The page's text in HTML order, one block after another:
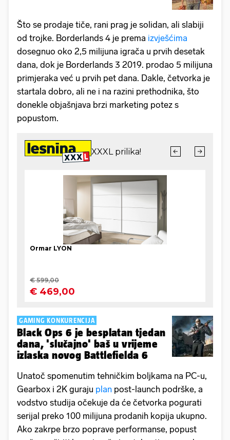
Što se prodaje tiče, rani prag je solidan, ali slabiji
od trojke. Borderlands 4 je prema izvješćima
dosegnuo oko 2,5 milijuna igrača u prvih desetak
dana, dok je Borderlands 3 2019. prodao 5 milijuna
primjeraka već u prvih pet dana. Dakle, četvorka je
startala dobro, ali ne i na razini prethodnika, što
donekle objašnjava brzi marketing potez s
popustom.
GAMING KONKURENCIJA
Black Ops 6 je besplatan tjedan
dana, 'slučajno' baš u vrijeme
izlaska novog Battlefielda 6
Unatoč spomenutim tehničkim boljkama na PC-u,
Gearbox i 2K guraju plan post-launch podrške, a
vodstvo studija očekuje da će četvorka pogurati
serijal preko 100 milijuna prodanih kopija ukupno.
Ako zakrpe brzo poprave performanse, popust